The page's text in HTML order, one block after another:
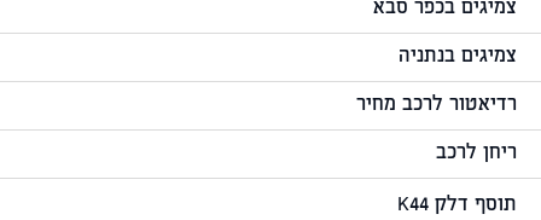
צמיגים בכפר סבא
צמיגים בנתניה
רדיאטור לרכב מחיר
ריחן לרכב
תוסף דלק K44